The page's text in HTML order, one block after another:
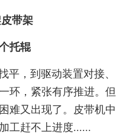
带架
托辊
平，到驱动装置对接、
环，紧张有序推进。但
难又出现了。皮带机中
工赶不上进度......